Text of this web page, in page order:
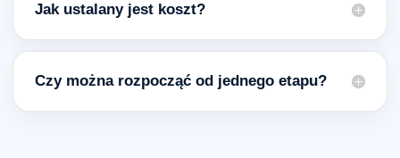
Jak ustalany jest koszt?
Czy można rozpocząć od jednego etapu?